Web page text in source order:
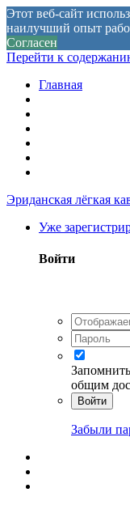
Этот веб-сайт
наилучший опыт
Согласен
Перейти к
Главная
Эриданская лёгкая
Уже
Войти
Запомнить
общим
Войти
Забыли